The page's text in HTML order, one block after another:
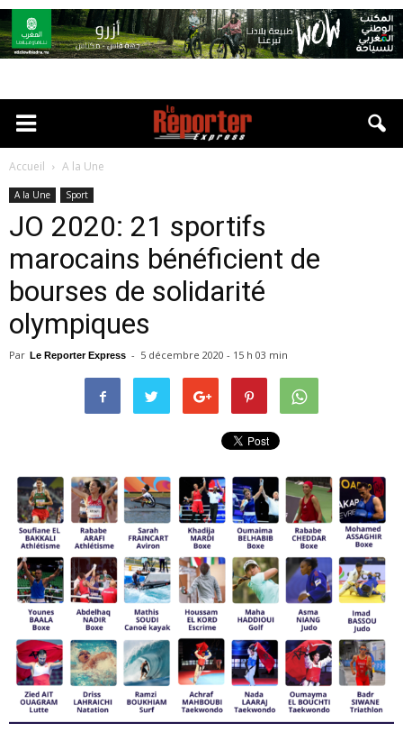
Accueil A la Une
A la Une Sport
JO 2020: 21 sportifs
marocains bénéficient de
bourses de solidarité
olympiques
Par Le Reporter Express - 5 décembre 2020 - 15 h 03 min